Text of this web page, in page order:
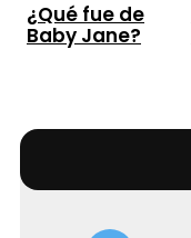
¿Qué fue de
Baby Jane?